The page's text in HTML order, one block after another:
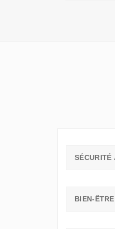
SÉCURITÉ
BIEN-